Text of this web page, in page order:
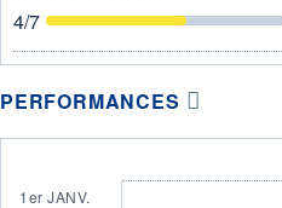
4/7
PERFORMANCES
1er JANV.